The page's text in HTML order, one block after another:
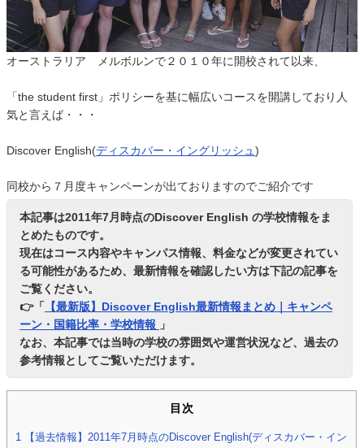
オーストラリア メルボルンで２０１０年に開校されて以来、
「the student first」ポリシーを基に幅広いコースを開講しており人
気と言えば・・・
Discover English(ディスカバー・イングリッシュ)
同校から７月度キャンペーンが出ておりますのでご紹介です
本記事は2011年7月時点のDiscover English の学校情報をま
とめたものです。
現在はコース内容やキャンパス情報、料金などが変更されてい
る可能性があるため、最新情報を確認したい方は下記の記事を
ご覧ください。
👉「 【最新版】Discover English最新情報まとめ｜キャンペ
ーン・国籍比率・学校情報
」
なお、本記事では当時の学校の雰囲気や運営状況など、過去の
参考情報としてご覧いただけます。
目次
1 【過去情報】2011年7月時点のDiscover English(ディスカバー・イン